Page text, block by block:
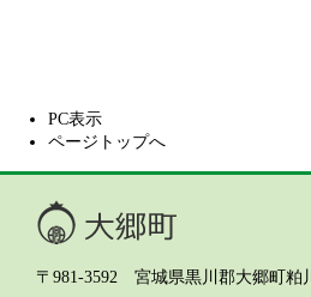
PC表示
ページトップへ
〒981-3592 宮城県黒川郡大郷町粕